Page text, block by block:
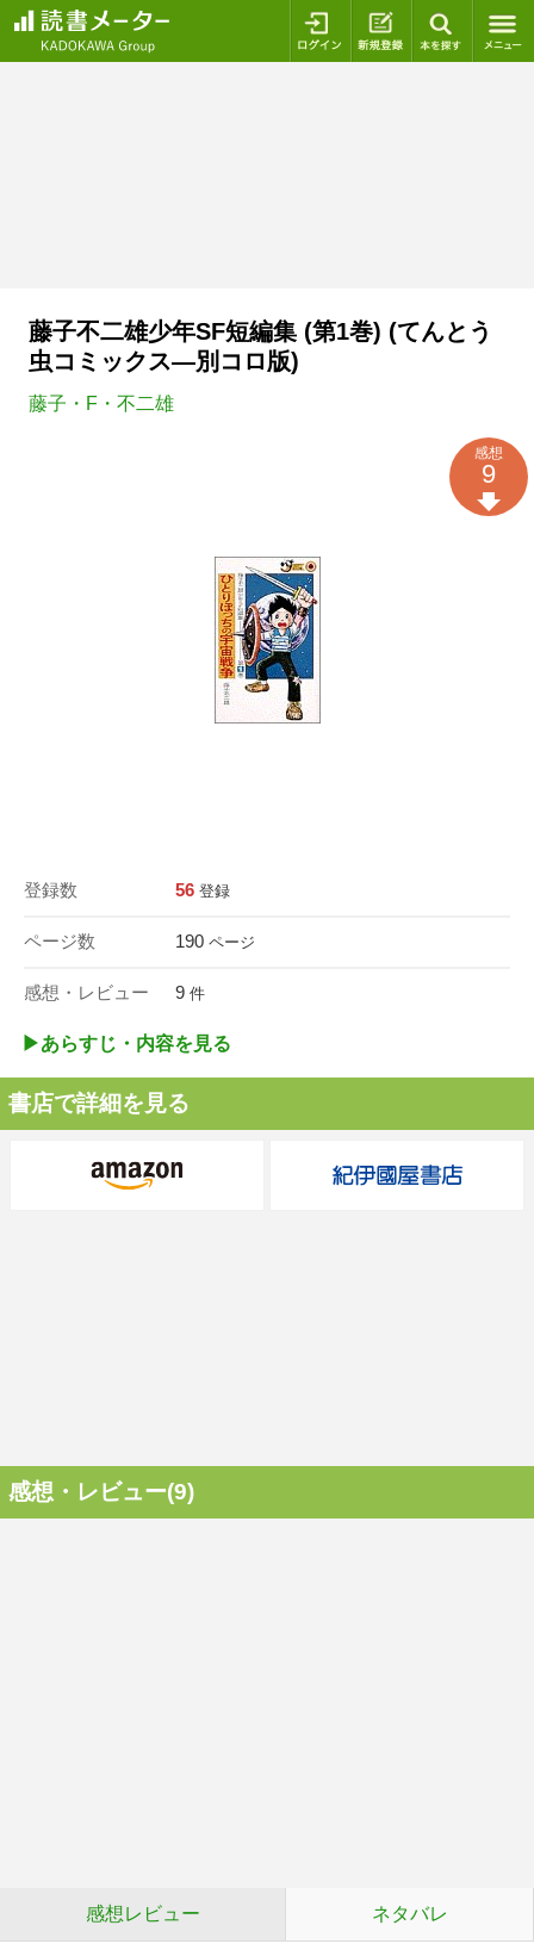
ログイン 新規登録
藤子不二雄少年SF短編集 (第1巻) (てんとう
虫コミックス―別コロ版)
藤子・F・不二雄
登録数 56 登録
ページ数 190 ページ
感想・レビュー 9 件
感想
9
▶︎あらすじ・内容を見る
書店で詳細を見る
感想・レビュー(9)
感想レビュー ネタバレ